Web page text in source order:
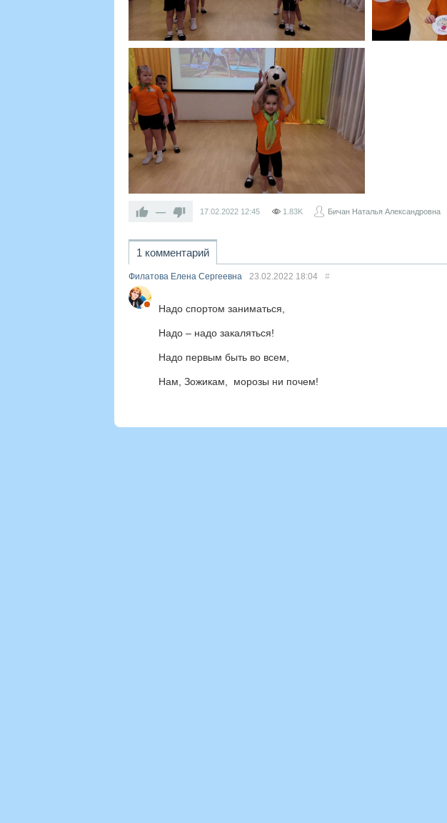
— 17.02.2022 12:45 1.83K Бичан Наталья Александровна
1 комментарий
Филатова Елена Сергеевна 23.02.2022 18:04 #
Надо спортом заниматься,
Надо – надо закаляться!
Надо первым быть во всем,
Нам, Зожикам, морозы ни почем!